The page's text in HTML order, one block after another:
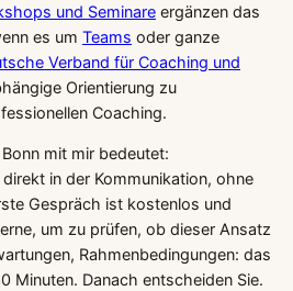
und Seminare ergänzen das
es um Teams oder ganze
Verband für Coaching und
Orientierung zu
Coaching.
mit mir bedeutet:
in der Kommunikation, ohne
Gespräch ist kostenlos und
um zu prüfen, ob dieser Ansatz
Rahmenbedingungen: das
Minuten. Danach entscheiden Sie.